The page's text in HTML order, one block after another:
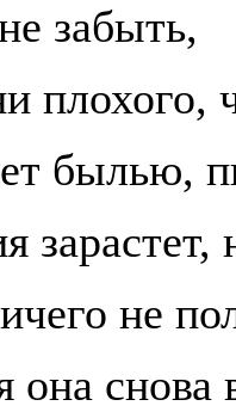
забыть,
плохого,
былью,
зарастет,
не
она снова